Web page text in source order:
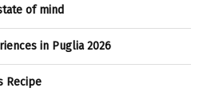
of mind
in Puglia 2026
Recipe